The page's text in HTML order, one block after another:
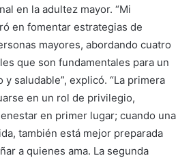
en la adultez mayor. “Mi
en fomentar estrategias de
mayores, abordando cuatro
que son fundamentales para un
saludable”, explicó. “La primera
en un rol de privilegio,
en primer lugar; cuando una
también está mejor preparada
a quienes ama. La segunda